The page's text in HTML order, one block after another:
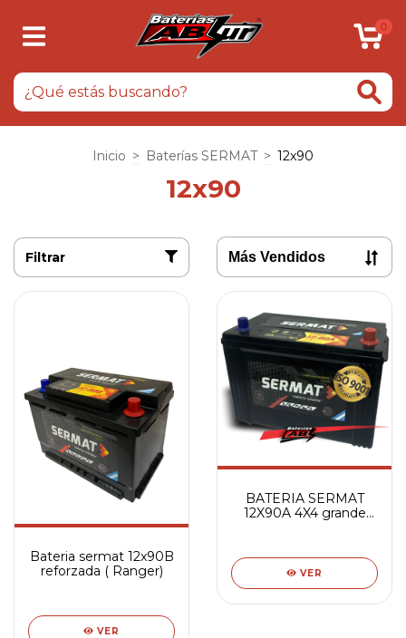
0
Inicio > Baterías SERMAT > 12x90
12x90
Filtrar
Bateria sermat 12x90B
reforzada ( Ranger)
VER
BATERIA SERMAT
12X90A 4X4 grande
VER